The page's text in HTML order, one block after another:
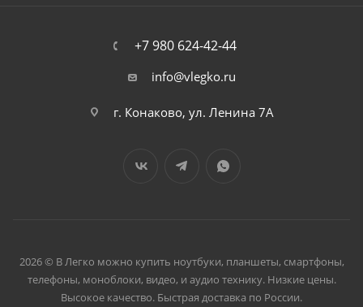
+7 980 624-42-44
info@vlegko.ru
г. Конаково, ул. Ленина 7А
2026 © В Легко можно купить ноутбуки, планшеты, смартфоны,
телефоны, моноблоки, видео, и аудио технику. Низкие цены.
Высокое качество. Быстрая доставка по России.